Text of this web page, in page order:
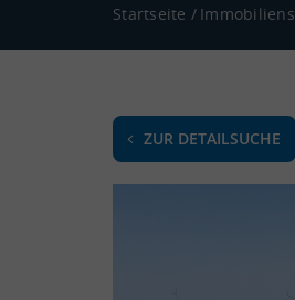
Startseite /
ZUR DETAILSUCHE